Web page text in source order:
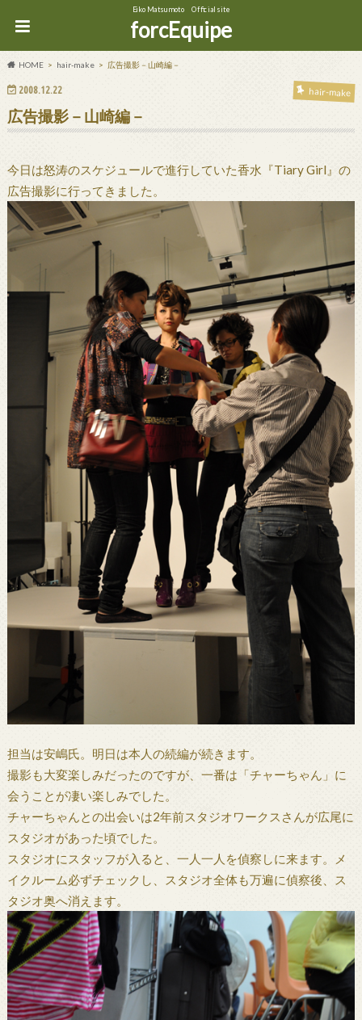
Eiko Matsumoto Official site
forcEquipe
HOME hair-make 広告撮影－山崎編－
2008.12.22 hair-make
広告撮影－山崎編－
今日は怒涛のスケジュールで進行していた香水『Tiary Girl』の
広告撮影に行ってきました。
担当は安嶋氏。明日は本人の続編が続きます。
撮影も大変楽しみだったのですが、一番は「チャーちゃん」に
会うことが凄い楽しみでした。
チャーちゃんとの出会いは2年前スタジオワークスさんが広尾に
スタジオがあった頃でした。
スタジオにスタッフが入ると、一人一人を偵察しに来ます。メ
イクルーム必ずチェックし、スタジオ全体も万遍に偵察後、ス
タジオ奥へ消えます。